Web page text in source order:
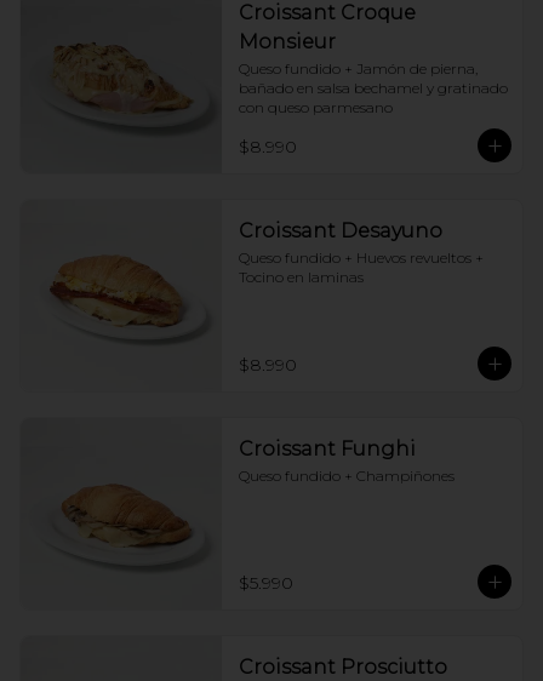
Croissant Croque
Monsieur
Queso fundido + Jamón de pierna,
bañado en salsa bechamel y gratinado
con queso parmesano
$8.990
Croissant Desayuno
Queso fundido + Huevos revueltos +
Tocino en laminas
$8.990
Croissant Funghi
Queso fundido + Champiñones
$5.990
Croissant Prosciutto